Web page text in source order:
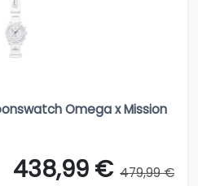
Omega x Mission
438,99 € 479,99 €